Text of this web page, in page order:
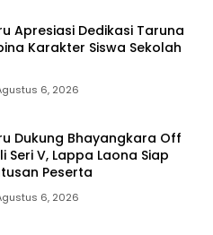
Apresiasi Dedikasi Taruna
Karakter Siswa Sekolah
6, 2026
Dukung Bhayangkara Off
Seri V, Lappa Laona Siap
Peserta
6, 2026